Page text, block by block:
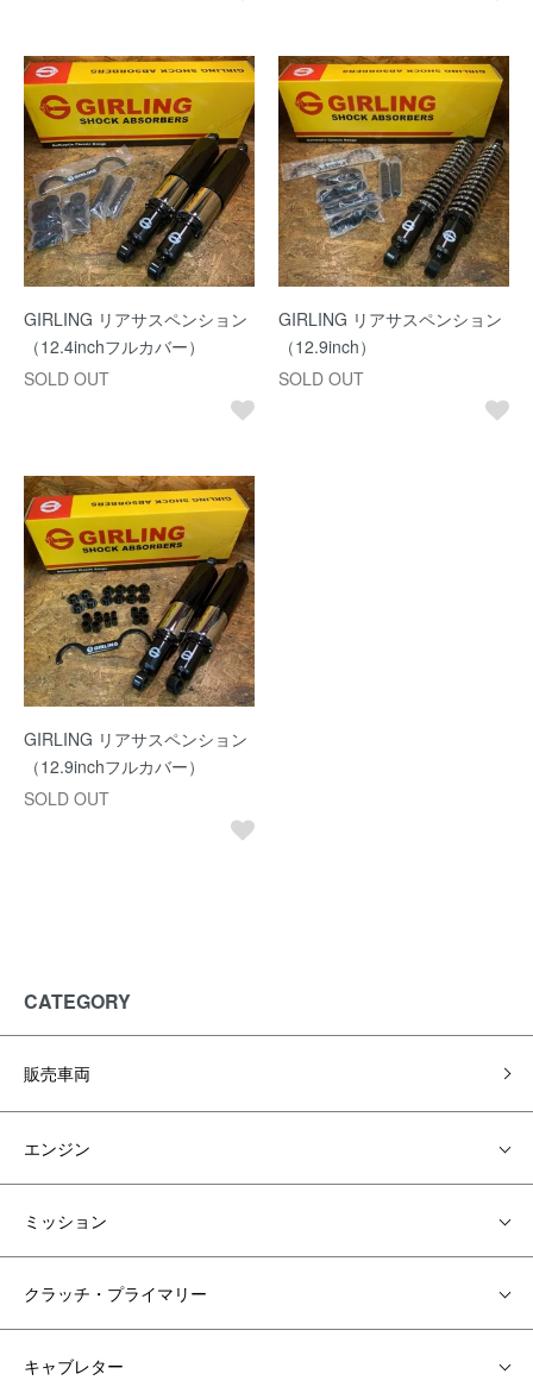
GIRLING リアサスペンション
（12.4inchフルカバー）
SOLD OUT
GIRLING リアサスペンション
（12.9inch）
SOLD OUT
GIRLING リアサスペンション
（12.9inchフルカバー）
SOLD OUT
CATEGORY
販売車両
エンジン
ミッション
クラッチ・プライマリー
キャブレター